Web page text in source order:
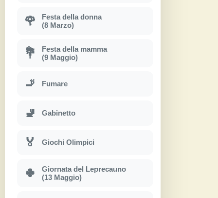
🌹
Festa della donna
(8 Marzo)
💐
Festa della mamma
(9 Maggio)
🚬 Fumare
🚽 Gabinetto
🏅 Giochi Olimpici
🍀
Giornata del Leprecauno
(13 Maggio)